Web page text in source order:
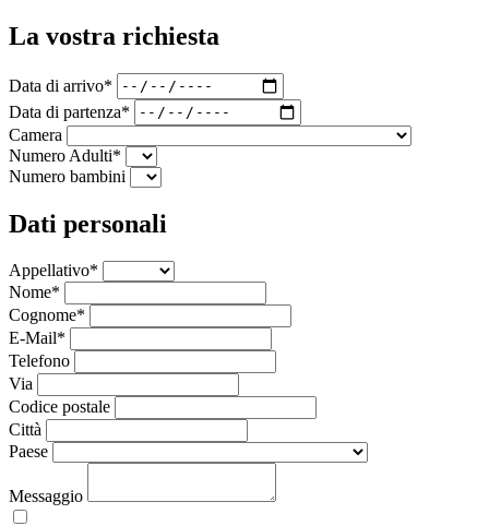
La vostra richiesta
Data di arrivo*
Data di partenza*
Camera
Numero Adulti*
Numero bambini
Dati personali
Appellativo*
Nome*
Cognome*
E-Mail*
Telefono
Via
Codice postale
Città
Paese
Messaggio